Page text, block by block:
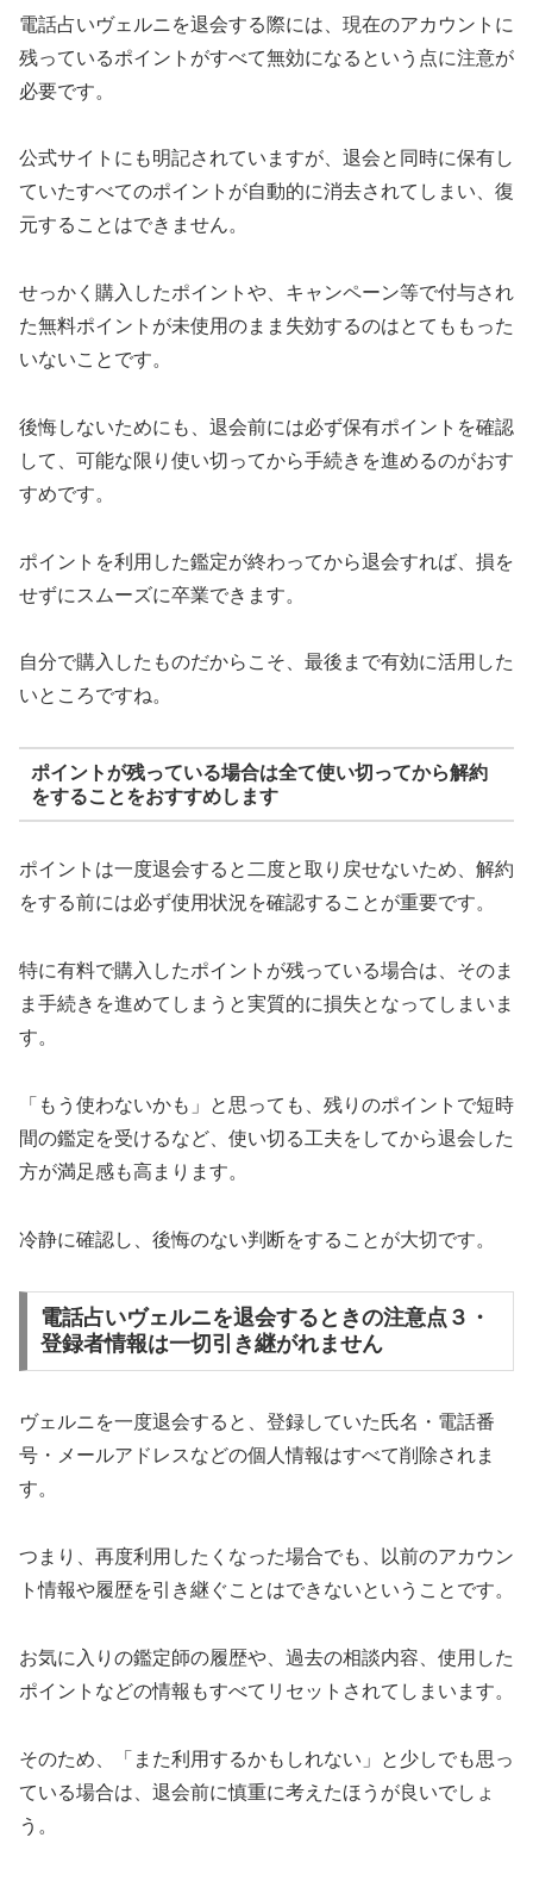
電話占いヴェルニを退会する際には、現在のアカウントに
残っているポイントがすべて無効になるという点に注意が
必要です。
公式サイトにも明記されていますが、退会と同時に保有し
ていたすべてのポイントが自動的に消去されてしまい、復
元することはできません。
せっかく購入したポイントや、キャンペーン等で付与され
た無料ポイントが未使用のまま失効するのはとてももった
いないことです。
後悔しないためにも、退会前には必ず保有ポイントを確認
して、可能な限り使い切ってから手続きを進めるのがおす
すめです。
ポイントを利用した鑑定が終わってから退会すれば、損を
せずにスムーズに卒業できます。
自分で購入したものだからこそ、最後まで有効に活用した
いところですね。
ポイントが残っている場合は全て使い切ってから解約
をすることをおすすめします
ポイントは一度退会すると二度と取り戻せないため、解約
をする前には必ず使用状況を確認することが重要です。
特に有料で購入したポイントが残っている場合は、そのま
ま手続きを進めてしまうと実質的に損失となってしまいま
す。
「もう使わないかも」と思っても、残りのポイントで短時
間の鑑定を受けるなど、使い切る工夫をしてから退会した
方が満足感も高まります。
冷静に確認し、後悔のない判断をすることが大切です。
電話占いヴェルニを退会するときの注意点３・
登録者情報は一切引き継がれません
ヴェルニを一度退会すると、登録していた氏名・電話番
号・メールアドレスなどの個人情報はすべて削除されま
す。
つまり、再度利用したくなった場合でも、以前のアカウン
ト情報や履歴を引き継ぐことはできないということです。
お気に入りの鑑定師の履歴や、過去の相談内容、使用した
ポイントなどの情報もすべてリセットされてしまいます。
そのため、「また利用するかもしれない」と少しでも思っ
ている場合は、退会前に慎重に考えたほうが良いでしょ
う。